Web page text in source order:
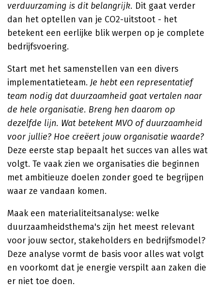
verduurzaming is dit belangrijk. Dit gaat verder
dan het optellen van je CO2-uitstoot - het
betekent een eerlijke blik werpen op je complete
bedrijfsvoering.
Start met het samenstellen van een divers
implementatieteam. Je hebt een representatief
team nodig dat duurzaamheid gaat vertalen naar
de hele organisatie. Breng hen daarom op
dezelfde lijn. Wat betekent MVO of duurzaamheid
voor jullie? Hoe creëert jouw organisatie waarde?
Deze eerste stap bepaalt het succes van alles wat
volgt. Te vaak zien we organisaties die beginnen
met ambitieuze doelen zonder goed te begrijpen
waar ze vandaan komen.
Maak een materialiteitsanalyse: welke
duurzaamheidsthema's zijn het meest relevant
voor jouw sector, stakeholders en bedrijfsmodel?
Deze analyse vormt de basis voor alles wat volgt
en voorkomt dat je energie verspilt aan zaken die
er niet toe doen.